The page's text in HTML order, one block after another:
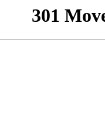
301